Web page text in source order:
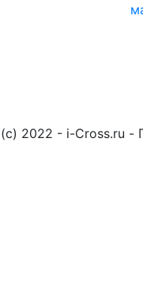
(c) 2022 - i-Cross.ru -